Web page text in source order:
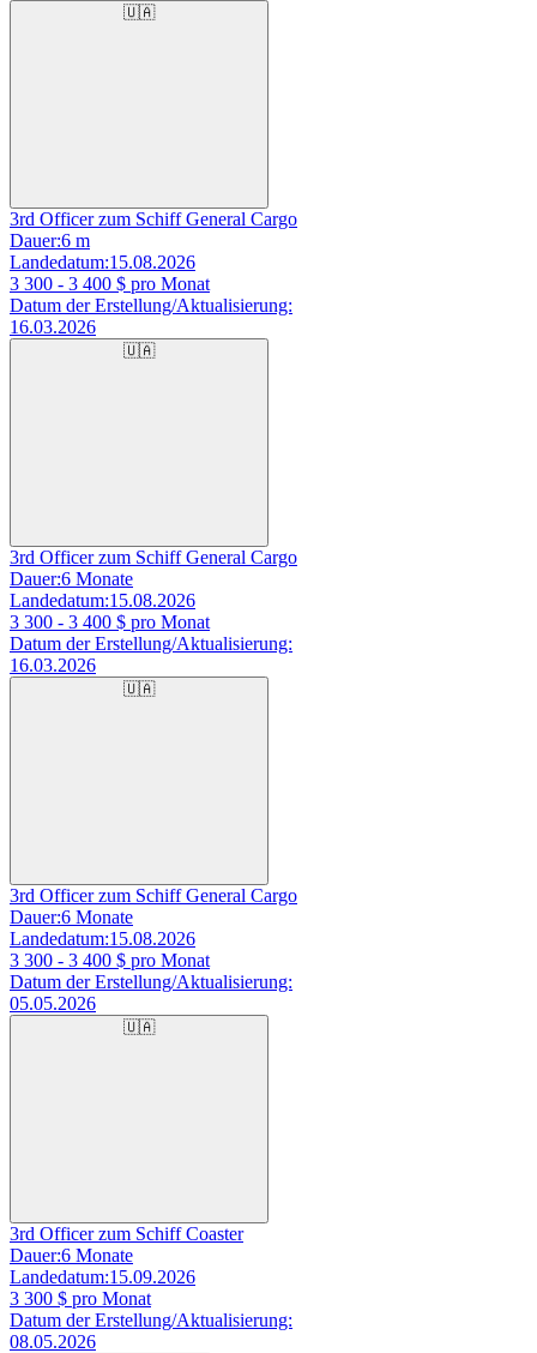
🇺🇦
3rd Officer zum Schiff General Cargo
Dauer:6 m
Landedatum:15.08.2026
3 300 - 3 400 $ pro Monat
Datum der Erstellung/Aktualisierung:
16.03.2026
🇺🇦
3rd Officer zum Schiff General Cargo
Dauer:6 Monate
Landedatum:15.08.2026
3 300 - 3 400 $ pro Monat
Datum der Erstellung/Aktualisierung:
16.03.2026
🇺🇦
3rd Officer zum Schiff General Cargo
Dauer:6 Monate
Landedatum:15.08.2026
3 300 - 3 400 $ pro Monat
Datum der Erstellung/Aktualisierung:
05.05.2026
🇺🇦
3rd Officer zum Schiff Coaster
Dauer:6 Monate
Landedatum:15.09.2026
3 300 $ pro Monat
Datum der Erstellung/Aktualisierung:
08.05.2026